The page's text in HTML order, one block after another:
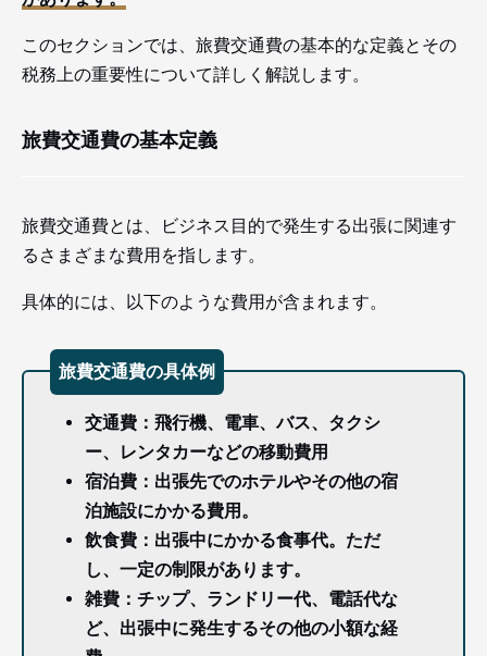
このセクションでは、旅費交通費の基本的な定義とその
税務上の重要性について詳しく解説します。
旅費交通費の基本定義
旅費交通費とは、ビジネス目的で発生する出張に関連す
るさまざまな費用を指します。
具体的には、以下のような費用が含まれます。
旅費交通費の具体例
交通費：飛行機、電車、バス、タクシ
ー、レンタカーなどの移動費用
宿泊費：出張先でのホテルやその他の宿
泊施設にかかる費用。
飲食費：出張中にかかる食事代。ただ
し、一定の制限があります。
雑費：チップ、ランドリー代、電話代な
ど、出張中に発生するその他の小額な経